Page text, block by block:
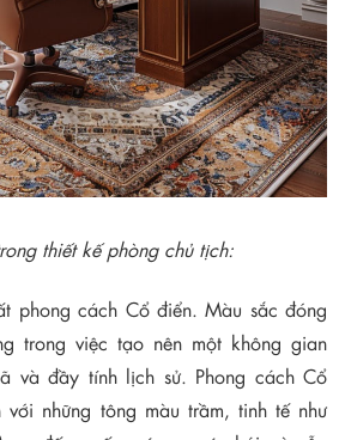
thiết kế phòng chủ tịch:
phong cách Cổ điển. Màu sắc đóng
trong việc tạo nên một không gian
và đầy tính lịch sử. Phong cách Cổ
những tông màu trầm, tinh tế như